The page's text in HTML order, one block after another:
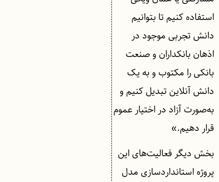
استفاده کنیم تا بتوانیم
دانش تجربی موجود در
اذهان بانکداران و صنعت
بانکی را مکتوب و به یک
دانش آنلاین تبدیل کنیم و
به‌صورت آزاد در اختیار عموم
قرار دهیم.»
بخش دیگر فعالیت‌های این
پروژه استانداردسازی مدل